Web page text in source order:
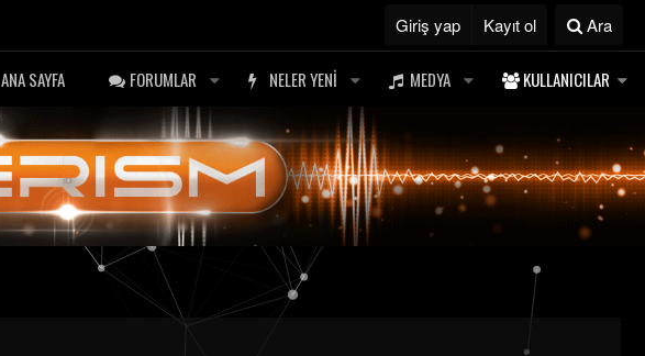
Giriş yap Kayıt ol Ara
ANA SAYFA FORUMLAR NELER YENI MEDYA KULLANICILAR